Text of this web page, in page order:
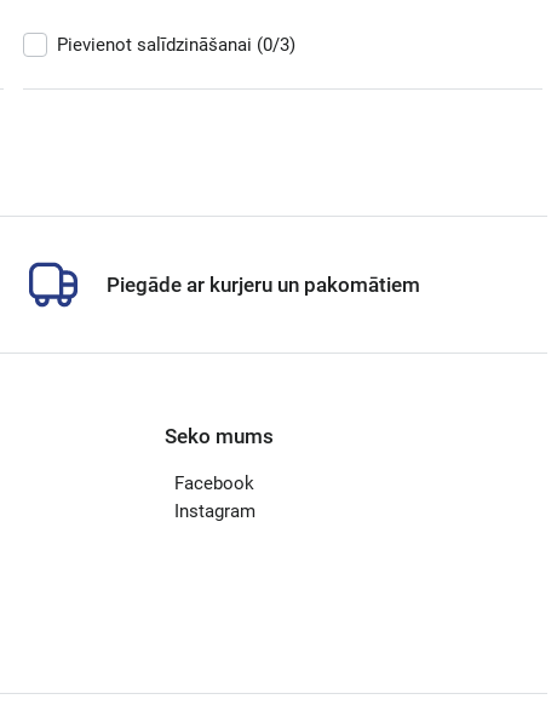
Pievienot salīdzināšanai (0/3)
Piegāde ar kurjeru un pakomātiem
Seko mums
Facebook
Instagram